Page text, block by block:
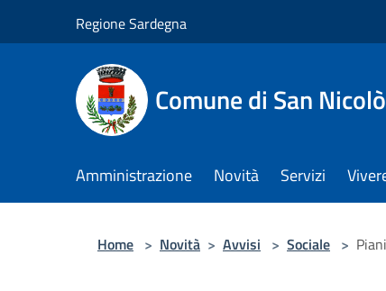
Regione Sardegna
Comune di San
Amministrazione Novità Servizi
Home > Novità > Avvisi > Sociale >